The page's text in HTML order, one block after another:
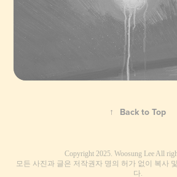
↑ Back to Top
Copyright 2025. Woosung Lee All
모든 사진과 글은 저작권자 명의 허가 없이 복사
다.